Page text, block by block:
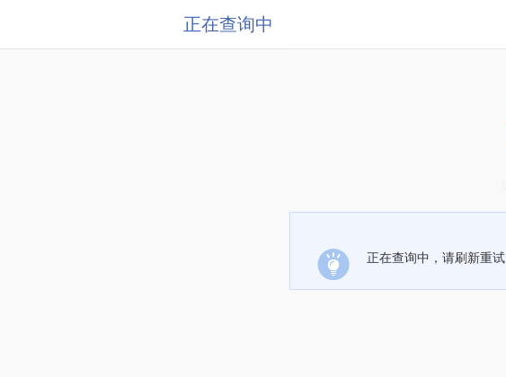
正在查询中
正在查询中，请刷新重试